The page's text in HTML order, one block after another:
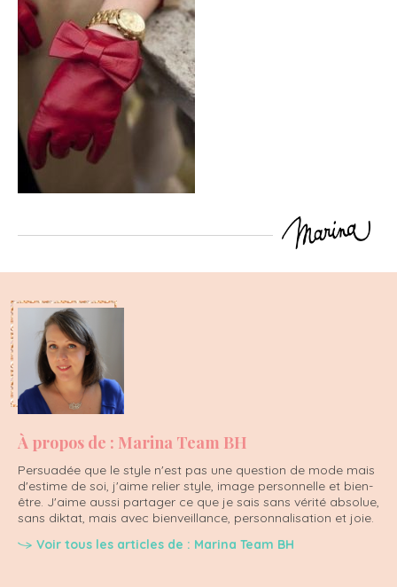
À propos de : Marina Team BH
Persuadée que le style n'est pas une question de mode mais
d'estime de soi, j'aime relier style, image personnelle et bien-
être. J'aime aussi partager ce que je sais sans vérité absolue,
sans diktat, mais avec bienveillance, personnalisation et joie.
Voir tous les articles de : Marina Team BH